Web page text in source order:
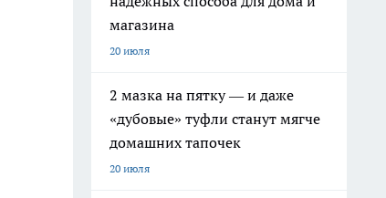
магазина
20 июля
2 мазка на пятку — и даже
«дубовые» туфли станут мягче
домашних тапочек
20 июля